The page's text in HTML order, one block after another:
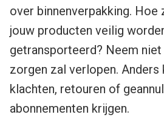
over binnenverpakking.
jouw producten veilig
getransporteerd? Neem
zorgen zal verlopen. Anders
klachten, retouren of
abonnementen krijgen.